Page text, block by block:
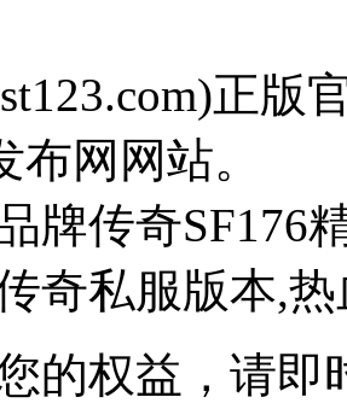
正
布网网站。
牌传奇SF176
奇私服版本,
的权益，请即